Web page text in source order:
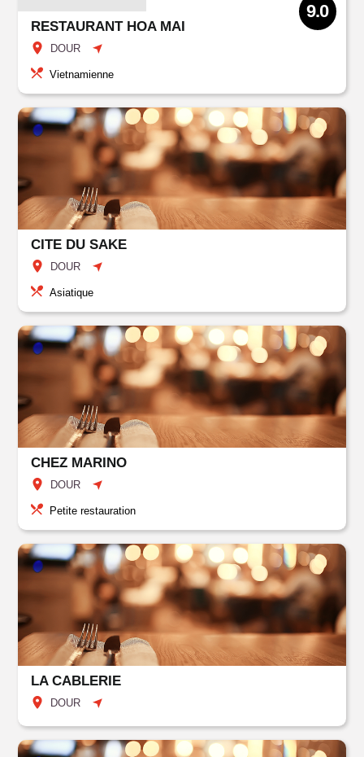
RESTAURANT HOA MAI
DOUR
9.0
Vietnamienne
CITE DU SAKE
DOUR
Asiatique
CHEZ MARINO
DOUR
Petite restauration
LA CABLERIE
DOUR